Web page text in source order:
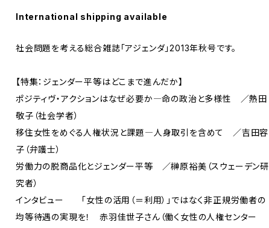
International shipping available
社会問題を考える総合雑誌「アジェンダ」2013年秋号です。
【特集：ジェンダー平等はどこまで進んだか】
ポジティヴ・アクションはなぜ必要か―命の政治と多様性 ／熱田
敬子（社会学者）
移住女性をめぐる人権状況と課題―人身取引を含めて ／吉田容
子（弁護士）
労働力の脱商品化とジェンダー平等 ／榊原裕美（スウェーデン研
究者）
インタビュー 「女性の活用（＝利用）」ではなく非正規労働者の
均等待遇の実現を！ 赤羽佳世子さん（働く女性の人権センター